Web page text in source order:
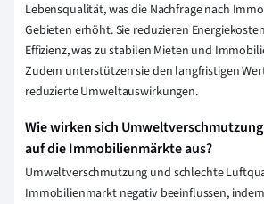
Lebensqualität, was die Nachfrage nach
Gebieten erhöht. Sie reduzieren
Effizienz, was zu stabilen Mieten und
Zudem unterstützen sie den langfristigen
reduzierte Umweltauswirkungen.
Wie wirken sich
auf die Immobilienmärkte aus?
Umweltverschmutzung und schlechte
Immobilienmarkt negativ beeinflussen,